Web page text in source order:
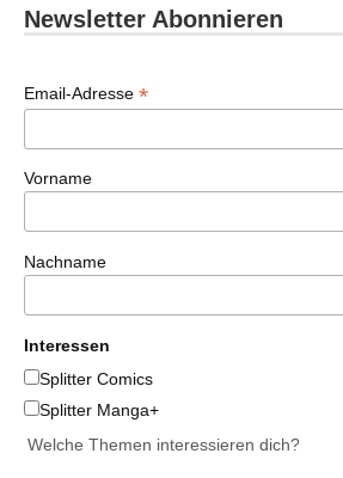
Newsletter Abonnieren
Email-Adresse *
Vorname
Nachname
Interessen
Splitter Comics
Splitter Manga+
Welche Themen interessieren dich?